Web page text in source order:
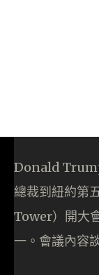
Donald
總裁到紐約第
Tower）開大
一。會議內容